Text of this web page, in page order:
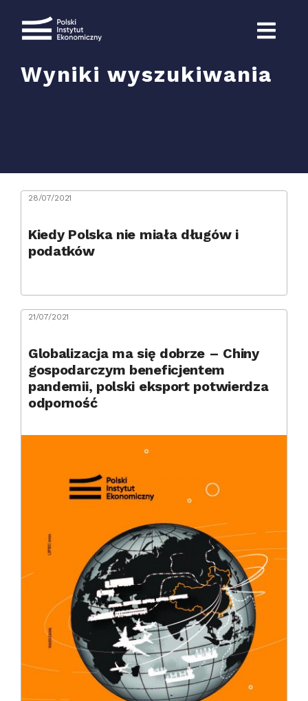
Wyniki wyszukiwania
28/07/2021
Kiedy Polska nie miała długów i
podatków
21/07/2021
Globalizacja ma się dobrze – Chiny
gospodarczym beneficjentem
pandemii, polski eksport potwierdza
odporność